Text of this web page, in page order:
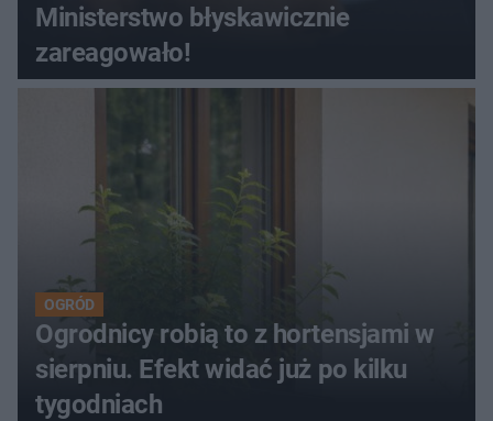
Ministerstwo błyskawicznie
zareagowało!
OGRÓD
Ogrodnicy robią to z hortensjami w
sierpniu. Efekt widać już po kilku
tygodniach